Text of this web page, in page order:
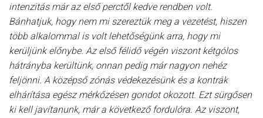
intenzitás már az első perctől kedve rendben volt.
Bánhatjuk, hogy nem mi szereztük meg a vezetést, hiszen
több alkalommal is volt lehetőségünk arra, hogy mi
kerüljünk előnybe. Az első félidő végén viszont kétgólos
hátrányba kerültünk, onnan pedig már nagyon nehéz
feljönni. A középső zónás védekezésünk és a kontrák
elhárítása egész mérkőzésen gondot okozott. Ezt sürgősen
ki kell javítanunk, már a következő fordulóra. Az viszont,